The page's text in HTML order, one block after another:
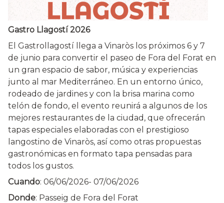
Gastro Llagostí 2026
El Gastrollagostí llega a Vinaròs los próximos 6 y 7
de junio para convertir el paseo de Fora del Forat en
un gran espacio de sabor, música y experiencias
junto al mar Mediterráneo. En un entorno único,
rodeado de jardines y con la brisa marina como
telón de fondo, el evento reunirá a algunos de los
mejores restaurantes de la ciudad, que ofrecerán
tapas especiales elaboradas con el prestigioso
langostino de Vinaròs, así como otras propuestas
gastronómicas en formato tapa pensadas para
todos los gustos.
Cuando: 06/06/2026- 07/06/2026
Donde: Passeig de Fora del Forat